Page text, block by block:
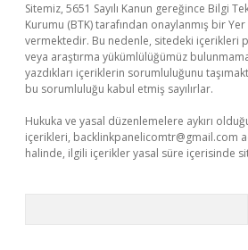
Sitemiz, 5651 Sayılı Kanun gereğince Bilgi
Kurumu (BTK) tarafından onaylanmış bir
vermektedir. Bu nedenle, sitedeki içerikleri
veya araştırma yükümlülüğümüz
yazdıkları içeriklerin sorumluluğunu
bu sorumluluğu kabul etmiş sayılırlar.
Hukuka ve yasal düzenlemelere aykırı
içerikleri, backlinkpanelicomtr@gmail.com
halinde, ilgili içerikler yasal süre içerisinde